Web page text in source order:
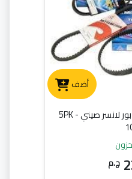
أضف
5PK 1065 سير تكييف- بور لانسر صيني - 5PK
ج.م